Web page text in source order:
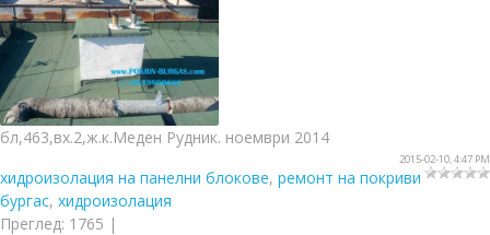
бл,463,вх.2,ж.к.Меден Рудник. ноември 2014
2015-02-10, 4:47 PM
хидроизолация на панелни блокове, ремонт на покриви
бургас, хидроизолация
Преглед: 1765 |